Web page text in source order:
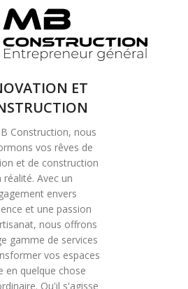
DE
ET
Construction, nous
vos rêves de
et de construction
réalité. Avec un
envers
et une passion
nous offrons
gamme de services
vos espaces
en quelque chose
Qu'il s'agisse